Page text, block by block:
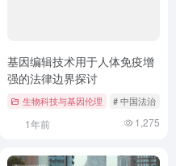
# 案例分析 # 法律法规
基因编辑技术用于人体免疫增
强的法律边界探讨
生物科技与基因伦理 # 中国法治
1年前 1,275